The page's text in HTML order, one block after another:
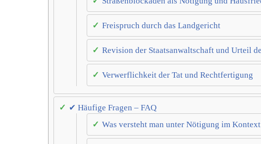
Freispruch durch das Landgericht
Revision der Staatsanwaltschaft und Urteil
Verwerflichkeit der Tat und Rechtfertigung
✔ Häufige Fragen – FAQ
Was versteht man unter Nötigung im